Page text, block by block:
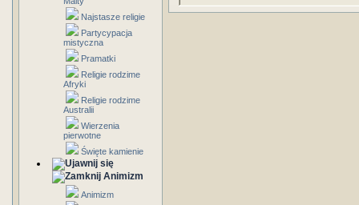
Najstasze religie
Partycypacja
mistyczna
Pramatki
Religie rodzime
Afryki
Religie rodzime
Australii
Wierzenia
pierwotne
Święte kamienie
Animizm
Animizm